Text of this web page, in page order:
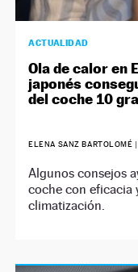
ACTUALIDAD
Ola de calor en
japonés
del coche 10
ELENA SANZ BARTOLOMÉ |
Algunos consejos
coche con eficacia
climatización.